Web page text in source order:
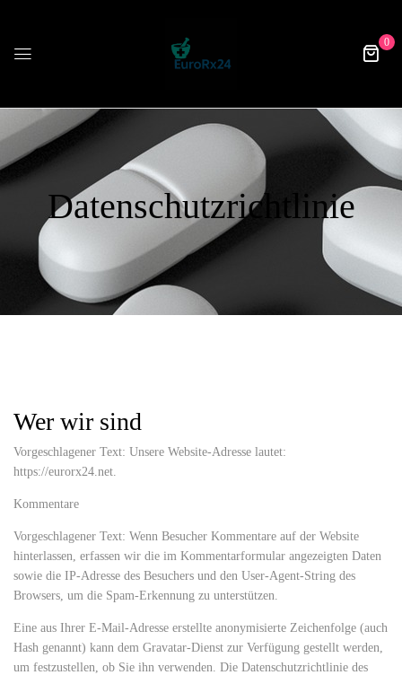
0
Datenschutzrichtlinie
Wer wir sind
Vorgeschlagener Text: Unsere Website-Adresse lautet:
https://eurorx24.net.
Kommentare
Vorgeschlagener Text: Wenn Besucher Kommentare auf der Website
hinterlassen, erfassen wir die im Kommentarformular angezeigten Daten
sowie die IP-Adresse des Besuchers und den User-Agent-String des
Browsers, um die Spam-Erkennung zu unterstützen.
Eine aus Ihrer E-Mail-Adresse erstellte anonymisierte Zeichenfolge (auch
Hash genannt) kann dem Gravatar-Dienst zur Verfügung gestellt werden,
um festzustellen, ob Sie ihn verwenden. Die Datenschutzrichtlinie des